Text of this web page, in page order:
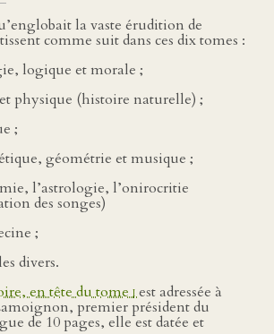
la vaste érudition de
comme suit dans ces dix tomes :
logique et morale ;
physique (histoire naturelle) ;
;
géométrie et musique ;
l’astrologie, l’onirocritie
des songes)
;
divers.
en tête du tomeiest adressée à
premier président du
de 10 pages, elle est datée et